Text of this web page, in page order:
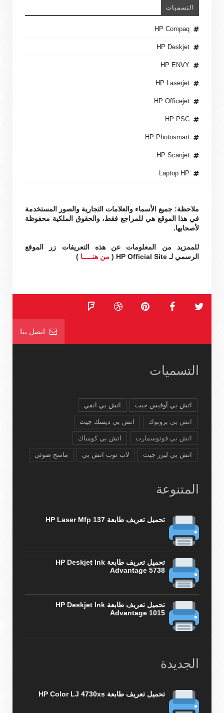
التسميات
HP Compaq
HP Deskjet
HP ENVY
HP Laserjet
HP Officejet
HP PSC
HP Photosmart
HP Scanjet
Laptop HP
ملاحظة: جميع الأسماء والعلامات التجارية والصور المستخدمة
في هذا الموقع هي للمراجع فقط، والحقوق الملكية محفوظة
لأصحابها.
للممزيد من المعلومات عن هذه التعريفات زر الموقع
الرسمي لـ HP Official Site (
من هنـــــا )
اتصل بنا
التسميات
اتش بي أوفيس جيت اتش بي انفي
اتش بي بروبوك اتش بي ديسك جيت
اتش بي فوتوسمارت اتش بي كومباك
اتش بي ليزر جيت لاب توب اتش بي ماسح ضوئي
المتنوعة
تحميل تعريف طابعة HP Laser Mfp 137
تحميل تعريف طابعة HP Deskjet Ink
Advantage 5738
تحميل تعريف طابعة HP Deskjet Ink
Advantage 1015
الجديدة
تحميل تعريف طابعة HP Color LJ 4730xs